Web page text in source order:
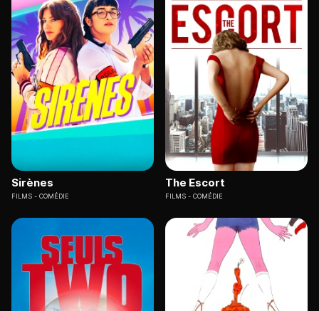
Sirènes
FILMS COMÉDIE
The Escort
FILMS COMÉDIE